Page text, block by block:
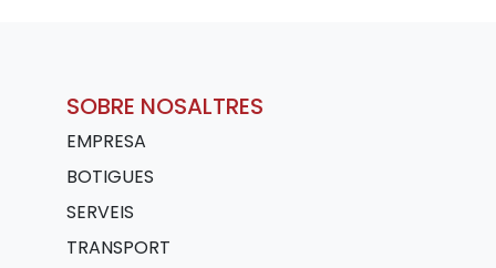
SOBRE NOSALTRES
EMPRESA
BOTIGUES
SERVEIS
TRANSPORT